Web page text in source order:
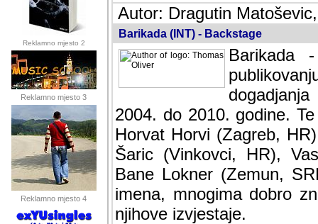
Reklamno mjesto 2
Reklamno mjesto 3
Reklamno mjesto 4
Autor: Dragutin
Barikada (INT) - Backstage
Barikada
2004. do 2010. godine.
Horvat Horvi (Zagreb,
Šaric (Vinkovci, HR),
Bane Lokner (Zemun,
imena, mnogima dobro
njihove izvjestaje.